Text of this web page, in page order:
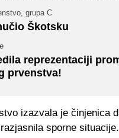
grupa C
Škotsku
reprezentaciji
prvenstva!
izazvala je činjenica
sporne situacije.